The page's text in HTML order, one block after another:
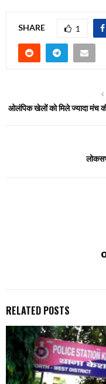
SHARE 1
ओलंपिक खेलों को मिले ज्यादा
RELATED POSTS